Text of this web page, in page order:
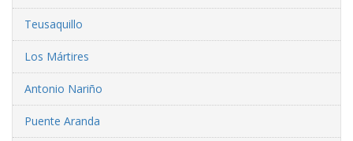
Teusaquillo
Los Mártires
Antonio Nariño
Puente Aranda